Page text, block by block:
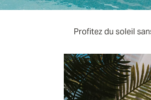
Profitez du soleil